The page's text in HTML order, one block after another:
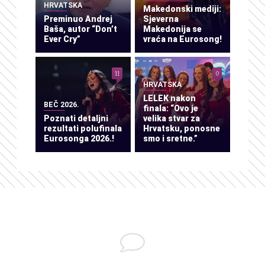
HRVATSKA
Preminuo Andrej
Baša, autor “Don’t
Ever Cry”
Makedonski mediji:
Sjeverna
Makedonija se
vraća na Eurosong!
BEČ 2026.
Poznati detaljni
rezultati polufinala
Eurosonga 2026.!
11
HRVATSKA
LELEK nakon
finala: “Ovo je
velika stvar za
Hrvatsku, ponosne
smo i sretne.”
0